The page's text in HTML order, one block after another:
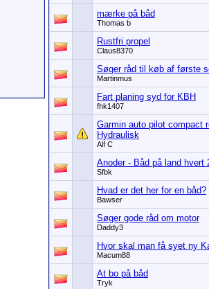
mærke på båd
Thomas b
Rustfri propel
Claus8370
Søger råd til køb af første
Martinmus
Fart planing syd for KBH
fhk1407
Garmin auto pilot compact
Hydraulisk
Alf C
Anoder - Båd på land hvert
Sfbk
Hvad er det her for en båd?
Bawser
Søger gode råd om motor
Daddy3
Hvor skal man få syet ny
Macum88
At bo på båd
Tryk